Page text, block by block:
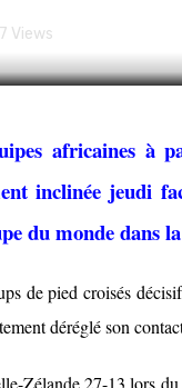
Views
africaines à
inclinée jeudi
du monde dans
de pied croisés
déréglé son
Zélande 27-13 lors